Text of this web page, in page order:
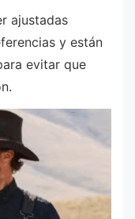
ajustadas
y están
evitar que